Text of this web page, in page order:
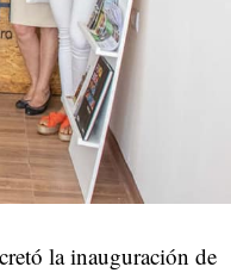
la inauguración de